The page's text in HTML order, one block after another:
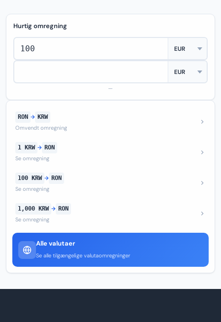
Hurtig omregning
—
RON → KRW
Omvendt omregning
1 KRW → RON
Se omregning
100 KRW → RON
Se omregning
1,000 KRW → RON
Se omregning
Alle valutaer
Se alle tilgængelige valutaomregninger